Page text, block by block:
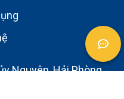
Nguyên, Hải Phòng